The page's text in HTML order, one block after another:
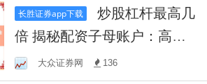
长胜证券app下载
炒股杠杆最高几
倍 揭秘配资子母账户：高效
资金管理策略，助力投资者
大众证券网 136